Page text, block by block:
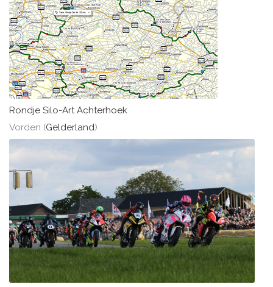
Rondje Silo-Art Achterhoek
Vorden (Gelderland)